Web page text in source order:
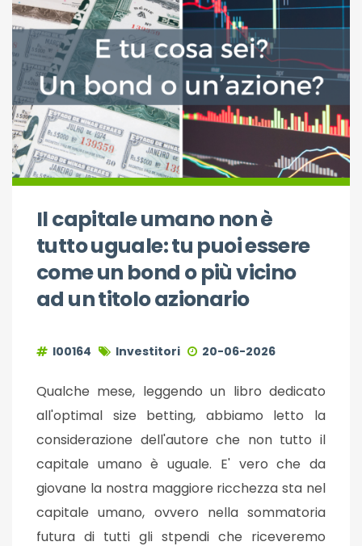
Il capitale umano non è
tutto uguale: tu puoi essere
come un bond o più vicino
ad un titolo azionario
I00164 Investitori 20-06-2026
Qualche mese, leggendo un libro dedicato
all'optimal size betting, abbiamo letto la
considerazione dell'autore che non tutto il
capitale umano è uguale. E' vero che da
giovane la nostra maggiore ricchezza sta nel
capitale umano, ovvero nella sommatoria
futura di tutti gli stpendi che riceveremo